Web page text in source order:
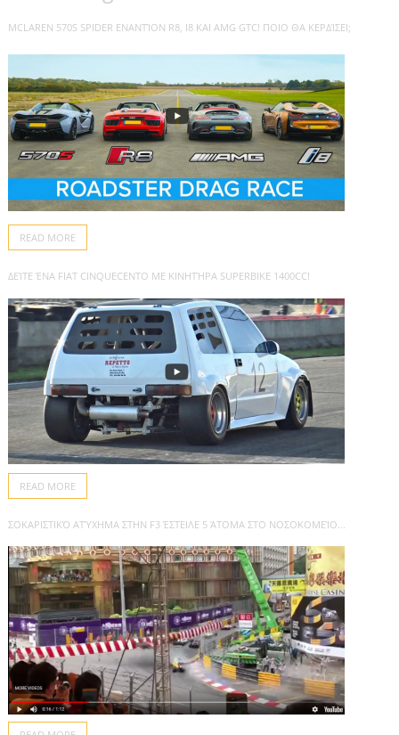
MCLAREN 570S SPIDER ΕΝΑΝΤΊΟΝ R8, I8 ΚΑΙ AMG GTC! ΠΟΙΟ ΘΑ ΚΕΡΔΊΣΕΙ;
READ MORE
ΔΕΊΤΕ ΈΝΑ FIAT CINQUECENTO ΜΕ ΚΙΝΗΤΉΡΑ SUPERBIKE 1400CC!
READ MORE
ΣΟΚΑΡΙΣΤΙΚΌ ΑΤΎΧΗΜΑ ΣΤΗΝ F3 ΈΣΤΕΙΛΕ 5 ΆΤΟΜΑ ΣΤΟ ΝΟΣΟΚΟΜΕΊΟ...